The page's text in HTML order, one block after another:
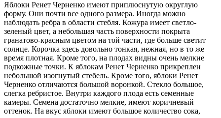
Яблоки Ренет Черненко имеют приплюснутую округлую
форму. Они почти все одного размера. Иногда можно
наблюдать ребра в области стебля. Кожура имеет светло-
зеленый цвет, а небольшая часть поверхности покрыта
гранатово-красным цветом на той части, где больше светит
солнце. Корочка здесь довольно тонкая, нежная, но в то же
время плотная. Кроме того, на плодах видны очень мелкие
подкожные точки. К яблокам Ренет Черненко прикреплен
небольшой изогнутый стебель. Кроме того, яблоки Ренет
Черненко отличаются большой воронкой. Стекло большое,
слегка ребристое. Внутри каждого плода есть семенные
камеры. Семена достаточно мелкие, имеют коричневый
оттенок. На вкус яблоки имеют большое количество сока,